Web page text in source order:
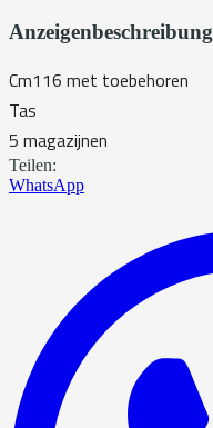
Anzeigenbeschreibung
Cm116 met toebehoren
Tas
5 magazijnen
Teilen:
WhatsApp